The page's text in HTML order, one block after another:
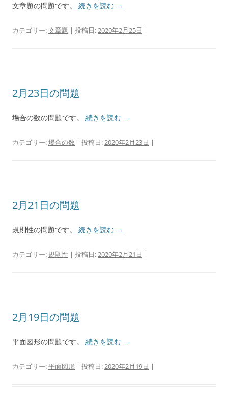
文章題の問題です。 続きを読む →
カテゴリー:文章題 | 投稿日:2020年2月25日 |
2月23日の問題
場合の数の問題です。 続きを読む →
カテゴリー:場合の数 | 投稿日:2020年2月23日 |
2月21日の問題
規則性の問題です。 続きを読む →
カテゴリー: 規則性 | 投稿日:2020年2月21日 |
2月19日の問題
平面図形の問題です。 続きを読む →
カテゴリー:平面図形 | 投稿日:2020年2月19日 |